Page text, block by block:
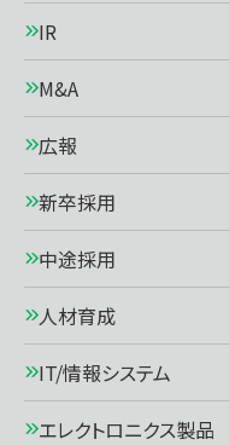
IR
M&A
広報
新卒採用
中途採用
人材育成
IT/情報システム
エレクトロニクス製品